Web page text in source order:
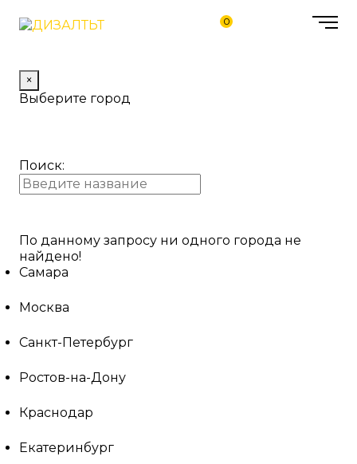
0
×
Выберите город
Поиск:
По данному запросу ни одного города не
найдено!
Самара
Москва
Санкт-Петербург
Ростов-на-Дону
Краснодар
Екатеринбург